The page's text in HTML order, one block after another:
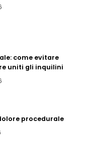
come evitare
uniti gli inquilini
procedurale